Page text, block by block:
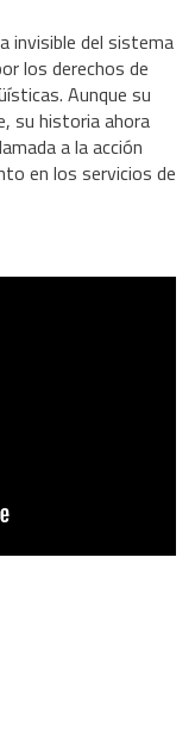
invisible del sistema
los derechos de
Aunque su
su historia ahora
a la acción
en los servicios de